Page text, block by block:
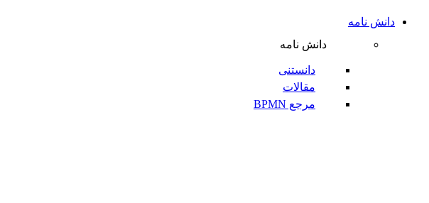
دانش نامه
دانش نامه
دانستنی
مقالات
مرجع BPMN